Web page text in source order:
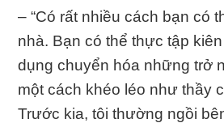
– “Có rất nhiều cách bạn có
nhà. Bạn có thể thực tập
dụng chuyển hóa những trở
một cách khéo léo như thầy
Trước kia, tôi thường ngồi